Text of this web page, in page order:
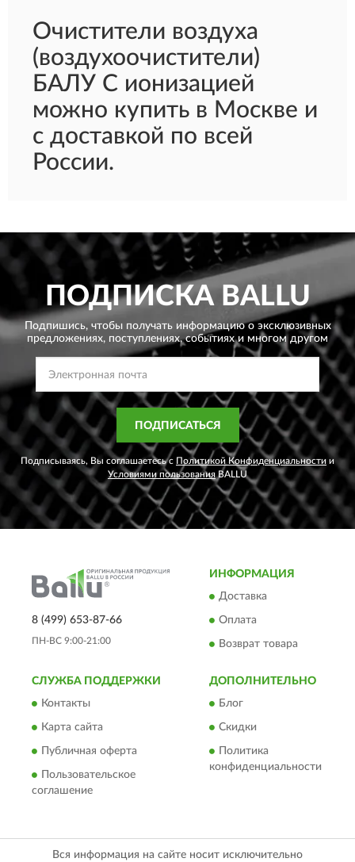
Очистители воздуха
(воздухоочистители)
БАЛУ С ионизацией
можно купить в Москве и
с доставкой по всей
России.
ПОДПИСКАBALLU
Подпишись, чтобы получать информацию о эксклюзивных
предложениях, поступлениях, событиях и многом другом
ПОДПИСАТЬСЯ
Подписываясь, Вы соглашаетесь с Политикой Конфиденциальности и
Условиями пользованияBALLU
8 (499) 653-87-66
ПН-ВС 9:00-21:00
ИНФОРМАЦИЯ
Доставка
Оплата
Возврат товара
СЛУЖБА ПОДДЕРЖКИ
Контакты
Карта сайта
Публичная оферта
Пользовательское
соглашение
ДОПОЛНИТЕЛЬНО
Блог
Скидки
Политика
конфиденциальности
Вся информация на сайте носит исключительно